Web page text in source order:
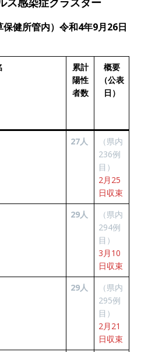
健所管内）令和4年9月26日
累計
陽性
者数
概要
（公表
日）
27人
（県内
236例
目）
2月25
日収束
29人
（県内
294例
目）
3月10
日収束
29人
（県内
295例
目）
2月21
日収束